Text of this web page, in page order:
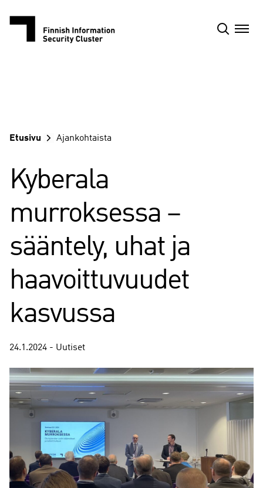
Etusivu Ajankohtaista
Kyberala
murroksessa –
sääntely, uhat ja
haavoittuvuudet
kasvussa
24.1.2024 - Uutiset